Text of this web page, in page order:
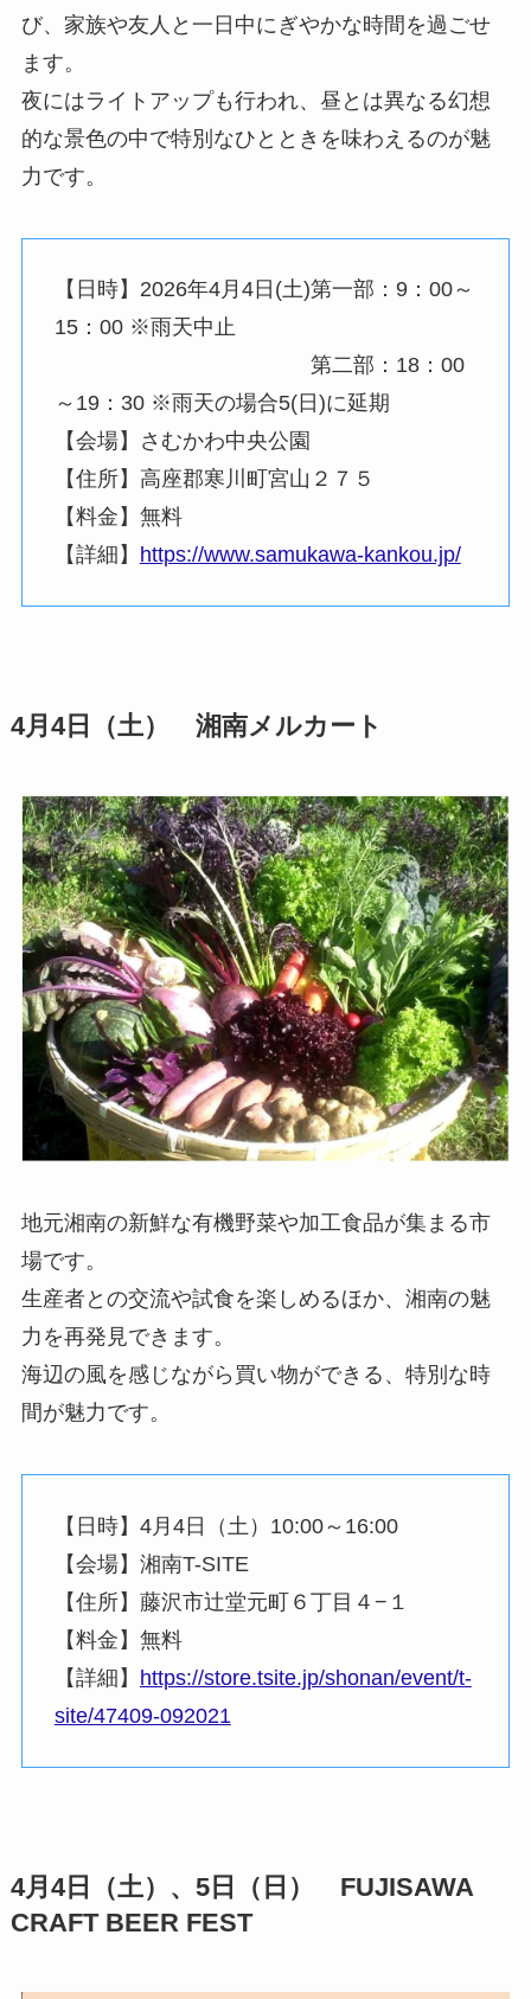
び、家族や友人と一日中にぎやかな時間を過ごせ
ます。
夜にはライトアップも行われ、昼とは異なる幻想
的な景色の中で特別なひとときを味わえるのが魅
力です。
【日時】2026年4月4日(土)第一部：9：00～
15：00 ※雨天中止
第二部：18：00
～19：30 ※雨天の場合5(日)に延期
【会場】さむかわ中央公園
【住所】高座郡寒川町宮山２７５
【料金】無料
【詳細】
https://www.samukawa-kankou.jp/
4月4日（土） 湘南メルカート
地元湘南の新鮮な有機野菜や加工食品が集まる市
場です。
生産者との交流や試食を楽しめるほか、湘南の魅
力を再発見できます。
海辺の風を感じながら買い物ができる、特別な時
間が魅力です。
【日時】4月4日（土）10:00～16:00
【会場】湘南T-SITE
【住所】藤沢市辻堂元町６丁目４−１
【料金】無料
【詳細】 https://store.tsite.jp/shonan/event/t-
site/47409-092021
4月4日（土）、5日（日） FUJISAWA
CRAFT BEER FEST